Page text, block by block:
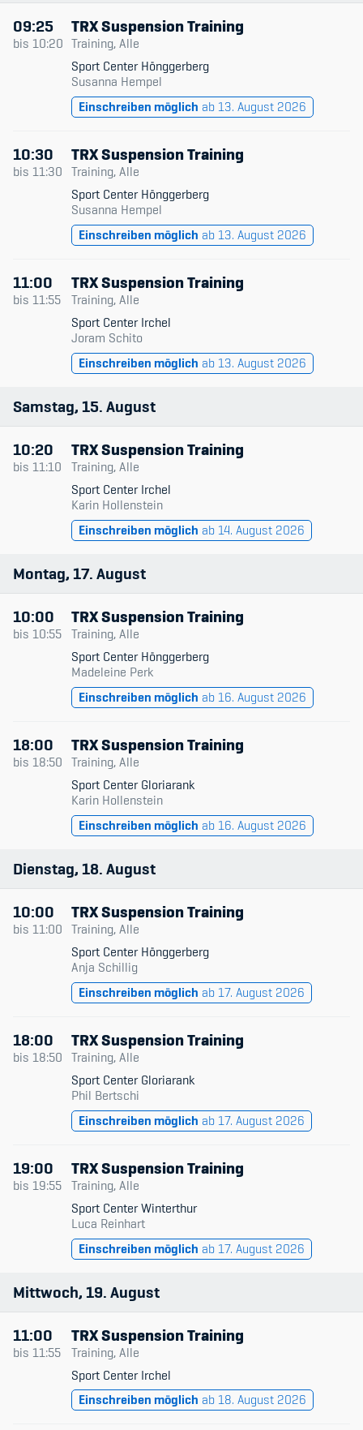
Netzwerk
09:25
bis 10:20
TRX Suspension Training
Training, Alle
Sport Center Hönggerberg
Susanna Hempel
Einschreiben möglich ab 13. August 2026
10:30
bis 11:30
TRX Suspension Training
Training, Alle
Sport Center Hönggerberg
Susanna Hempel
Einschreiben möglich ab 13. August 2026
11:00
bis 11:55
TRX Suspension Training
Training, Alle
Sport Center Irchel
Joram Schito
Einschreiben möglich ab 13. August 2026
Samstag 15 August
10:20
bis 11:10
TRX Suspension Training
Training, Alle
Sport Center Irchel
Karin Hollenstein
Einschreiben möglich ab 14. August 2026
Montag 17 August
10:00
bis 10:55
TRX Suspension Training
Training, Alle
Sport Center Hönggerberg
Madeleine Perk
Einschreiben möglich ab 16. August 2026
18:00
bis 18:50
TRX Suspension Training
Training, Alle
Sport Center Gloriarank
Karin Hollenstein
Einschreiben möglich ab 16. August 2026
Dienstag 18 August
10:00
bis 11:00
TRX Suspension Training
Training, Alle
Sport Center Hönggerberg
Anja Schillig
Einschreiben möglich ab 17. August 2026
18:00
bis 18:50
TRX Suspension Training
Training, Alle
Sport Center Gloriarank
Phil Bertschi
Einschreiben möglich ab 17. August 2026
19:00
bis 19:55
TRX Suspension Training
Training, Alle
Sport Center Winterthur
Luca Reinhart
Einschreiben möglich ab 17. August 2026
Mittwoch 19 August
11:00
bis 11:55
TRX Suspension Training
Training, Alle
Sport Center Irchel
Einschreiben möglich ab 18. August 2026